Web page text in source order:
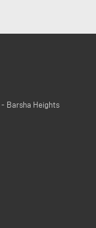
- Barsha Heights